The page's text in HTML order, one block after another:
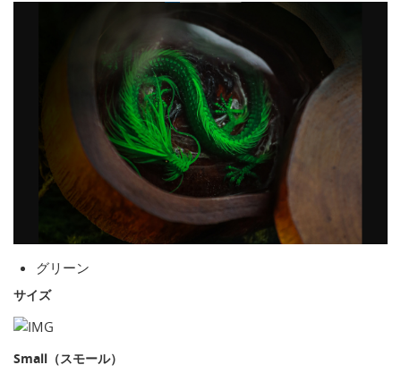
グリーン
サイズ
Small（スモール）